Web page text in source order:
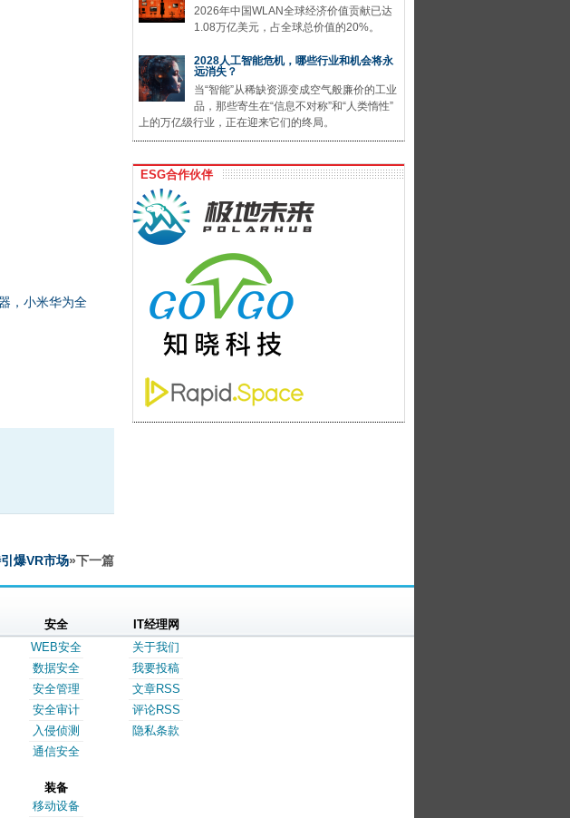
，小米华为全
爆VR市场»下一篇
2026年中国WLAN全球经济价值贡献已达
1.08万亿美元，占全球总价值的20%。
2028人工智能危机，哪些行业和机会将永
远消失？
当“智能”从稀缺资源变成空气般廉价的工业
品，那些寄生在“信息不对称”和“人类惰性”
上的万亿级行业，正在迎来它们的终局。
ESG合作伙伴
安全
WEB安全
数据安全
安全管理
安全审计
入侵侦测
通信安全
装备
移动设备
IT经理网
关于我们
我要投稿
文章RSS
评论RSS
隐私条款